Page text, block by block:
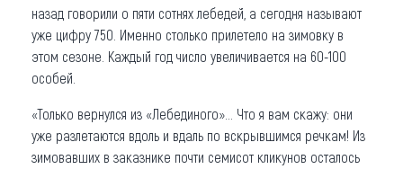
назад говорили о пяти сотнях лебедей, а сегодня называют
уже цифру 750. Именно столько прилетело на зимовку в
этом сезоне. Каждый год число увеличивается на 60-100
особей.
«Только вернулся из «Лебединого»… Что я вам скажу: они
уже разлетаются вдоль и вдаль по вскрывшимся речкам! Из
зимовавших в заказнике почти семисот кликунов осталось